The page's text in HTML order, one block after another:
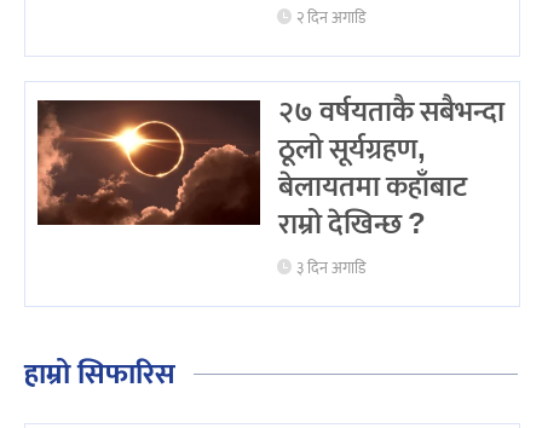
२ दिन अगाडि
२७ वर्षयताकै सबैभन्दा
ठूलो सूर्यग्रहण,
बेलायतमा कहाँबाट
राम्रो देखिन्छ ?
३ दिन अगाडि
हाम्रो सिफारिस